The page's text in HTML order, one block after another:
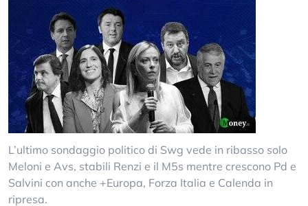
L’ultimo sondaggio politico di Swg vede in ribasso solo
Meloni e Avs, stabili Renzi e il M5s mentre crescono Pd e
Salvini con anche +Europa, Forza Italia e Calenda in
ripresa.